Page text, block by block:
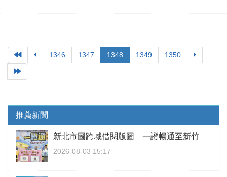
1346 1347 1348 1349 1350
推薦新聞
新北市圖跨域借閱版圖 一證暢通至新竹
2026-08-03 15:17